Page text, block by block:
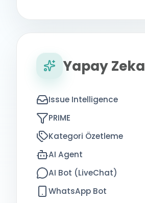
Yapay Zeka
Issue Intelligence
PRIME
Kategori Özetleme
AI Agent
AI Bot (LiveChat)
WhatsApp Bot